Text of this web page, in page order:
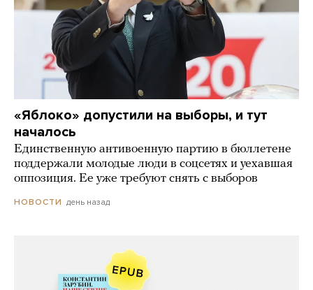
«Яблоко» допустили на выборы, и тут
началось
Единственную антивоенную партию в бюллетене
поддержали молодые люди в соцсетях и уехавшая
оппозиция. Ее уже требуют снять с выборов
НОВОСТИ день назад